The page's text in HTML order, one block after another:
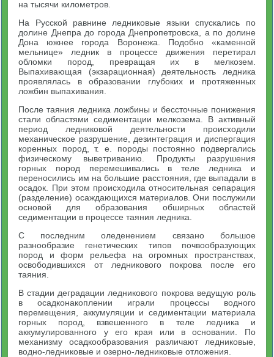
на тысячи километров.
На Русской равнине ледниковые языки спускались по
долине Днепра до города Днепропетровска, а по долине
Дона южнее города Воронежа. Подобно «каменной
мельнице» ледник в процессе движения перетирал
обломки пород, превращая их в мелкозем.
Выпахивающая (экзарационная) деятельность ледника
проявлялась в образовании глубоких и протяженных
ложбин выпахивания.
После таяния ледника ложбины и бессточные понижения
стали областями седиментации мелкозема. В активный
период ледниковой деятельности происходили
механическое разрушение, дезинтеграция и диспергация
коренных пород, т. е. породы постоянно подвергались
физическому выветриванию. Продукты разрушения
горных пород перемешивались в теле ледника и
переносились им на большие расстояния, где выпадали в
осадок. При этом происходила относительная сепарация
(разделение) осаждающихся материалов. Они послужили
основой для образования обширных областей
седиментации в процессе таяния ледника.
С последним оледенением связано большое
разнообразие генетических типов почвообразующих
пород и форм рельефа на огромных пространствах,
освободившихся от ледникового покрова после его
таяния.
В стадии деградации ледникового покрова ведущую роль
в осадконакоплении играли процессы водного
перемещения, аккумуляции и седиментации материала
горных пород, взвешенного в теле ледника и
аккумулированного у его края или в основании. По
механизму осадкообразования различают ледниковые,
водно-ледниковые и озерно-ледниковые отложения.